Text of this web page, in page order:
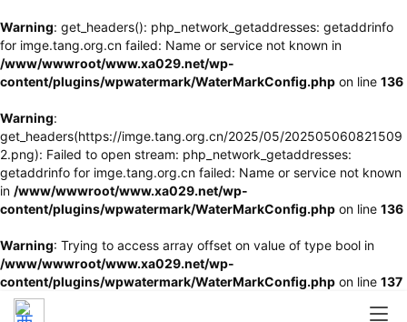
Warning: get_headers(): php_network_getaddresses: getaddrinfo
for imge.tang.org.cn failed: Name or service not known in
/www/wwwroot/www.xa029.net/wp-
content/plugins/wpwatermark/WaterMarkConfig.php on line 136
Warning:
get_headers(https://imge.tang.org.cn/2025/05/202505060821509
2.png): Failed to open stream: php_network_getaddresses:
getaddrinfo for imge.tang.org.cn failed: Name or service not known
in /www/wwwroot/www.xa029.net/wp-
content/plugins/wpwatermark/WaterMarkConfig.php on line 136
Warning: Trying to access array offset on value of type bool in
/www/wwwroot/www.xa029.net/wp-
content/plugins/wpwatermark/WaterMarkConfig.php on line 137